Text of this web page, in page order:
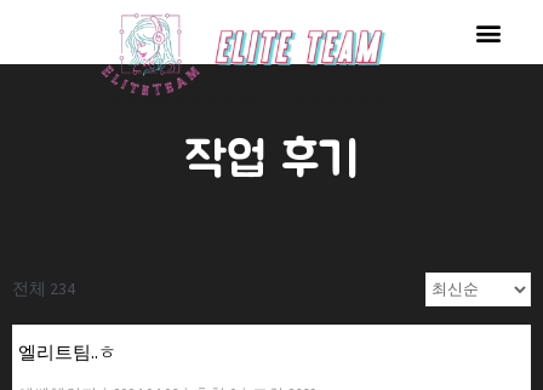
작업 후기
전체 234
엘리트팀..ㅎ